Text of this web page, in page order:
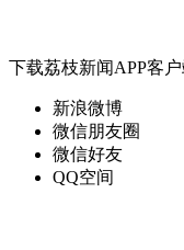
下载荔枝新闻APP客
新浪微博
微信朋友圈
微信好友
QQ空间